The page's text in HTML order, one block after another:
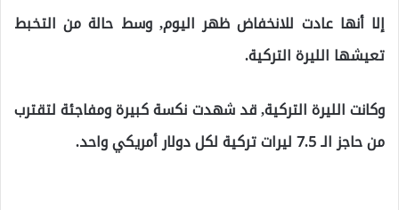
إلا أنها عادت للانخفاض ظهر اليوم, وسط حالة من التخبط
تعيشها الليرة التركية.
وكانت الليرة التركية, قد شهدت نكسة كبيرة ومفاجئة لتقترب
من حاجز الـ 7.5 ليرات تركية لكل دولار أمريكي واحد.